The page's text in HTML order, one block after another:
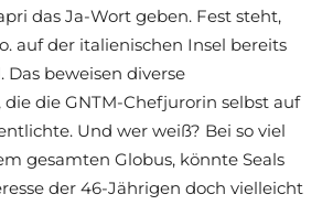
das Ja-Wort geben. Fest steht,
auf der italienischen Insel bereits
beweisen diverse
die die GNTM-Chefjurorin selbst auf
Und wer weiß? Bei so viel
gesamten Globus, könnte Seals
der 46-Jährigen doch vielleicht